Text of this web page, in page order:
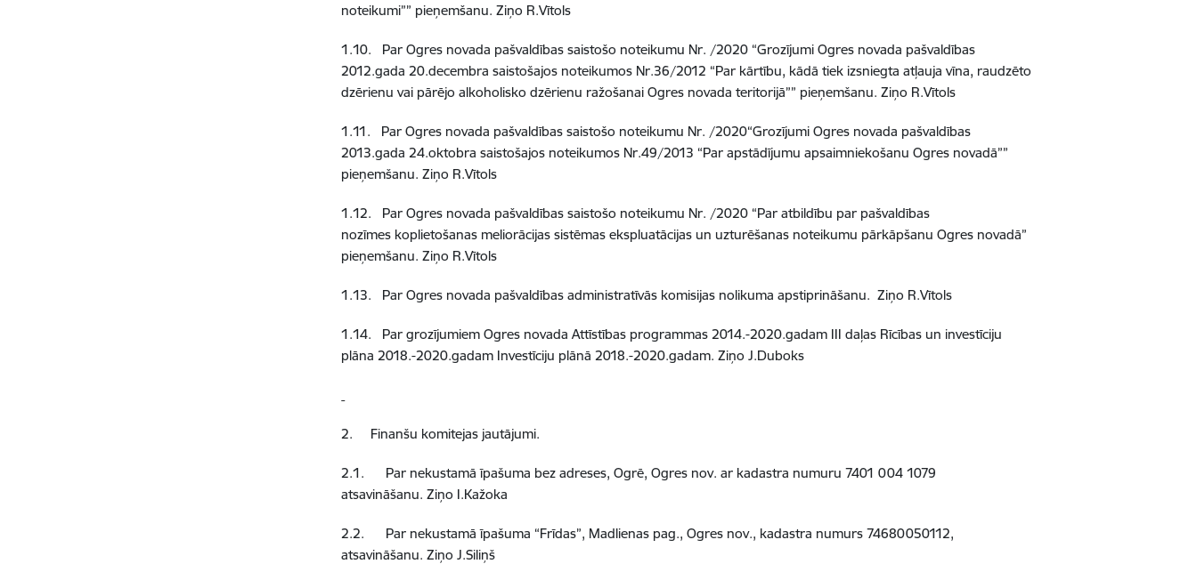
noteikumi”” pieņemšanu. Ziņo R.Vītols
1.10.
Par Ogres novada pašvaldības saistošo noteikumu Nr. /2020 “Grozījumi Ogres novada pašvaldības
2012.gada 20.decembra saistošajos noteikumos Nr.36/2012 “Par kārtību, kādā tiek izsniegta atļauja vīna, raudzēto
dzērienu vai pārējo alkoholisko dzērienu ražošanai Ogres novada teritorijā”” pieņemšanu. Ziņo R.Vītols
1.11.
Par Ogres novada pašvaldības saistošo noteikumu Nr. /2020“Grozījumi Ogres novada pašvaldības
2013.gada 24.oktobra saistošajos noteikumos Nr.49/2013 “Par apstādījumu apsaimniekošanu Ogres novadā””
pieņemšanu. Ziņo R.Vītols
1.12.
Par Ogres novada pašvaldības saistošo noteikumu Nr. /2020 “Par atbildību par pašvaldības
nozīmes koplietošanas meliorācijas sistēmas ekspluatācijas un uzturēšanas noteikumu pārkāpšanu Ogres novadā”
pieņemšanu. Ziņo R.Vītols
1.13. Par Ogres novada pašvaldības administratīvās komisijas nolikuma apstiprināšanu. Ziņo R.Vītols
1.14.
Par grozījumiem Ogres novada Attīstības programmas 2014.-2020.gadam III daļas Rīcības un investīciju
plāna 2018.-2020.gadam Investīciju plānā 2018.-2020.gadam. Ziņo J.Duboks
2. Finanšu komitejas jautājumi.
2.1.
Par nekustamā īpašuma bez adreses, Ogrē, Ogres nov. ar kadastra numuru 7401 004 1079
atsavināšanu. Ziņo I.Kažoka
2.2.
Par nekustamā īpašuma “Frīdas”, Madlienas pag., Ogres nov., kadastra numurs 74680050112,
atsavināšanu. Ziņo J.Siliņš